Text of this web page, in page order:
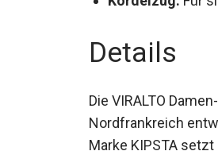
Details
Die VIRALTO
in Nordfrankreich
der Marke KIPSTA